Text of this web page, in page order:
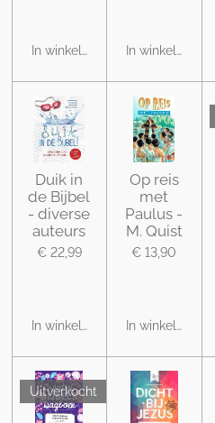
In winkelwagen In winkelwagen
Duik in
de Bijbel
- diverse
auteurs
€ 22,99
In winkelwagen
Op reis
met
Paulus -
M. Quist
€ 13,90
In winkelwagen
Uitverkocht